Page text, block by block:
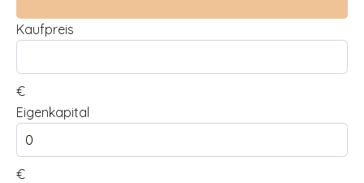
Kaufpreis
€
Eigenkapital
€